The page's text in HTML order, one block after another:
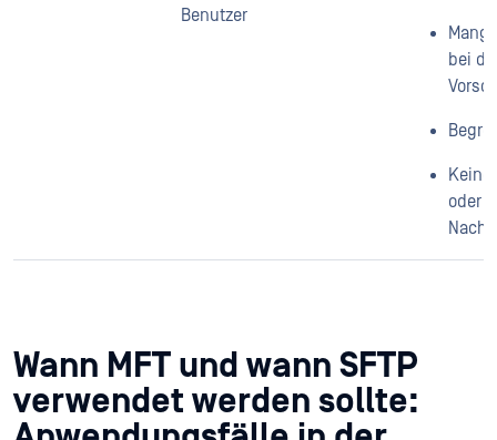
Benutzer
bei
oder
Wann MFT und wann SFTP
verwendet werden sollte: